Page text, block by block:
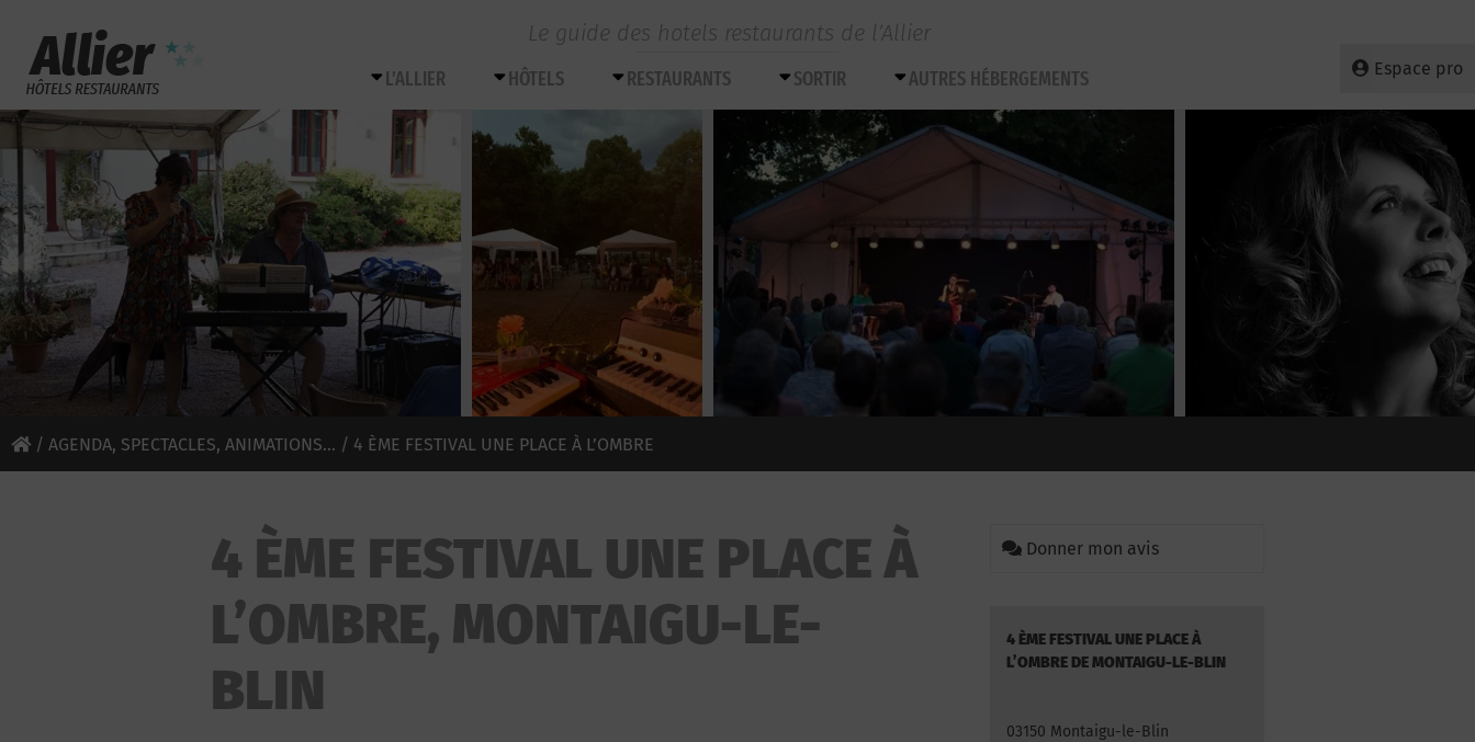
Le guide des hotels restaurants de l’Allier
Espace pro
L’ALLIER HÔTELS RESTAURANTS SORTIR AUTRES HÉBERGEMENTS
/ AGENDA, SPECTACLES, ANIMATIONS... / 4 ÈME FESTIVAL UNE PLACE À L’OMBRE
4 ÈME FESTIVAL UNE PLACE À
L’OMBRE, MONTAIGU-LE-
BLIN
Donner mon avis
4 ÈME FESTIVAL UNE PLACE À
L’OMBRE DE MONTAIGU-LE-BLIN
03150 Montaigu-le-Blin